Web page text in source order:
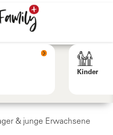
Kinder
& junge Erwachsene